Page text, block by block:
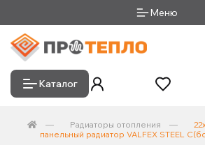
Меню
Каталог
Радиаторы отопления
панельный радиатор VALFEX STEEL